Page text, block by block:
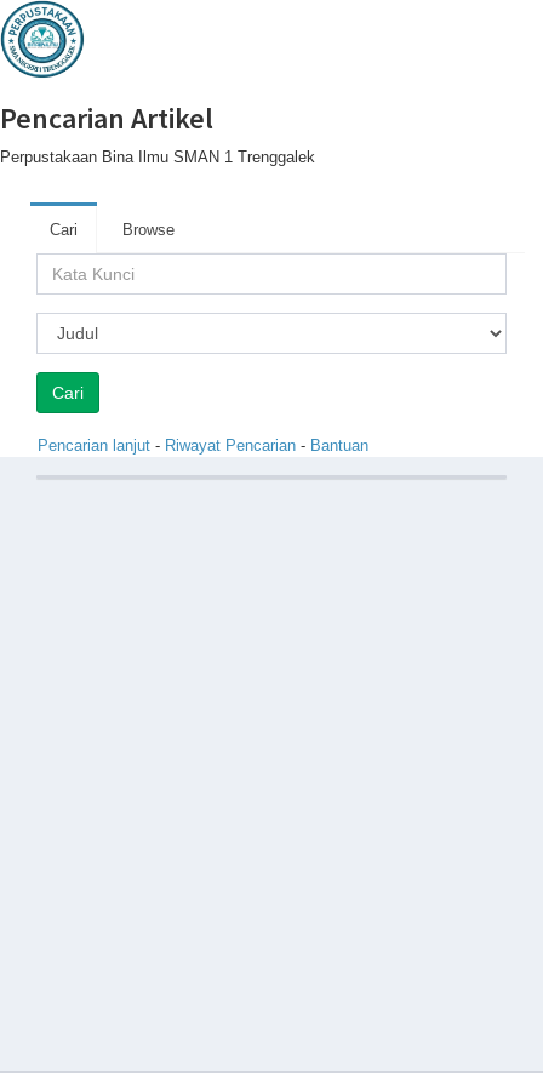
Pencarian Artikel
Perpustakaan Bina Ilmu SMAN 1 Trenggalek
Cari Browse
Pencarian lanjut - Riwayat Pencarian - Bantuan